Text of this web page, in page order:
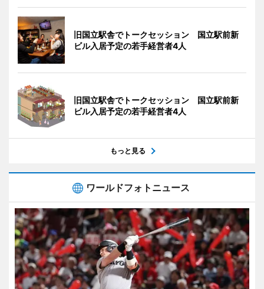
旧国立駅舎でトークセッション 国立駅前新
ビル入居予定の若手経営者4人
旧国立駅舎でトークセッション 国立駅前新
ビル入居予定の若手経営者4人
もっと見る
ワールドフォトニュース